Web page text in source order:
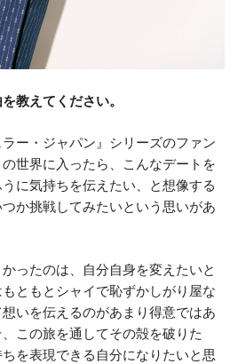
教えてください。
ー・ジャパン』シリーズのファン
世界に入ったら、こんなデートを
に気持ちを伝えたい、と想像する
か挑戦してみたいという思いがあ
ったのは、自分自身を変えたいと
ともとシャイで恥ずかしがり屋な
いを伝えるのがあまり得意ではあ
この旅を通してその殻を破りた
を表現できる自分になりたいと思